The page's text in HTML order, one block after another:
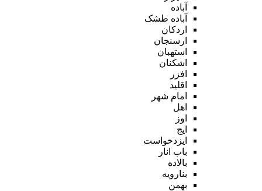
آباده
آباده طشک
اردکان
ارسنجان
استهبان
اشکنان
افزر
اقلید
امام شهر
اهل
اوز
ایج
ایزدخواست
باب انار
بالاده
بنارویه
بهمن